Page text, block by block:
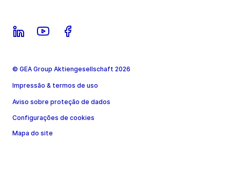
© GEA Group Aktiengesellschaft 2026
Impressão & termos de uso
Aviso sobre proteção de dados
Configurações de cookies
Mapa do site